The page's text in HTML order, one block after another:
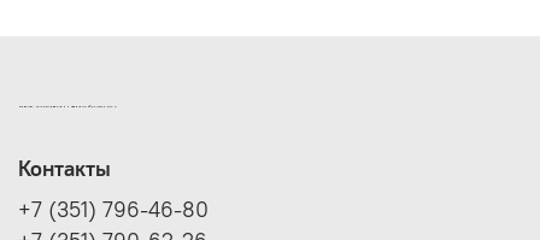
Контакты
+7 (351) 796-46-80